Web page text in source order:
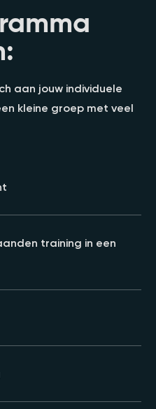
aan jouw individuele
kleine groep met veel
training in een